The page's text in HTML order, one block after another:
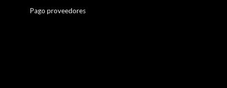
Pago proveedores